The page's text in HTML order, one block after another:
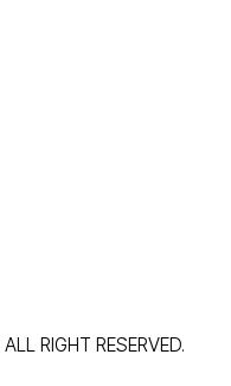
ALL RIGHT RESERVED.